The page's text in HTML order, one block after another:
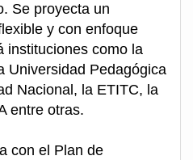
Se proyecta un
y con enfoque
instituciones como la
Universidad Pedagógica
Nacional, la ETITC, la
entre otras.
con el Plan de